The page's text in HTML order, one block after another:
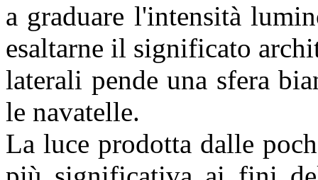
a graduare l'intensità
esaltarne il significato
laterali pende una sfera
le navatelle.
La luce prodotta dalle